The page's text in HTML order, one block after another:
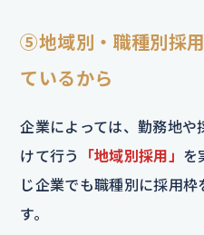
⑤地域別・職種別採
ているから
企業によっては、勤務地
けて行う
「地域別採用」 を
じ企業でも職種別に採用
す。